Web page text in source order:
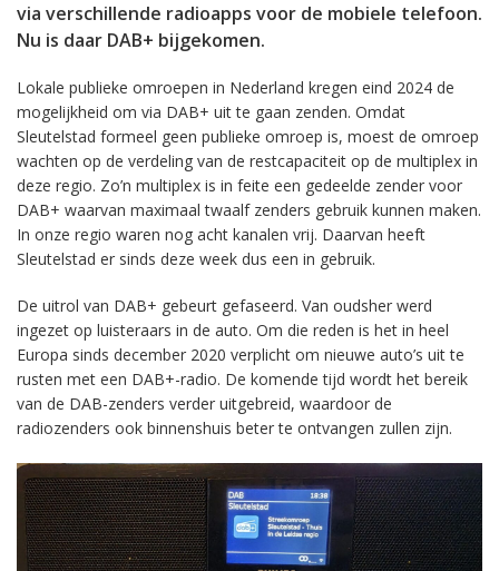
via verschillende radioapps voor de mobiele telefoon.
Nu is daar DAB+ bijgekomen.
Lokale publieke omroepen in Nederland kregen eind 2024 de
mogelijkheid om via DAB+ uit te gaan zenden. Omdat
Sleutelstad formeel geen publieke omroep is, moest de omroep
wachten op de verdeling van de restcapaciteit op de multiplex in
deze regio. Zo’n multiplex is in feite een gedeelde zender voor
DAB+ waarvan maximaal twaalf zenders gebruik kunnen maken.
In onze regio waren nog acht kanalen vrij. Daarvan heeft
Sleutelstad er sinds deze week dus een in gebruik.
De uitrol van DAB+ gebeurt gefaseerd. Van oudsher werd
ingezet op luisteraars in de auto. Om die reden is het in heel
Europa sinds december 2020 verplicht om nieuwe auto’s uit te
rusten met een DAB+-radio. De komende tijd wordt het bereik
van de DAB-zenders verder uitgebreid, waardoor de
radiozenders ook binnenshuis beter te ontvangen zullen zijn.